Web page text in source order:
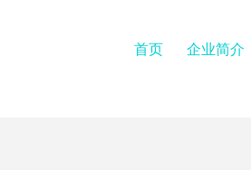
首页 企业简介